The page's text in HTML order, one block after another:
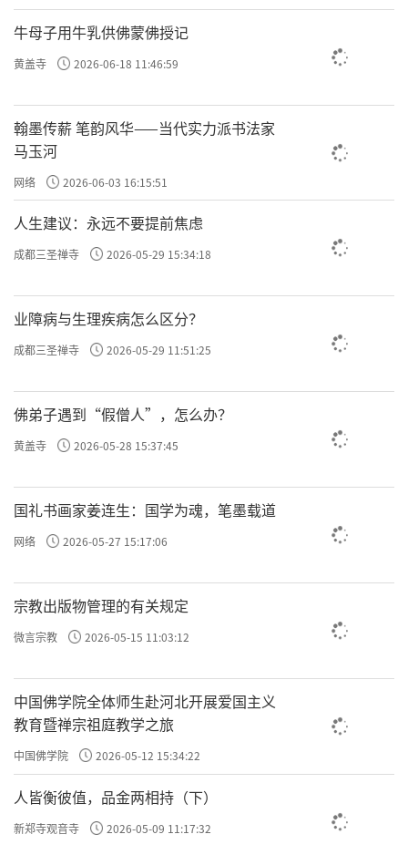
牛母子用牛乳供佛蒙佛授记
黄盖寺 2026-06-18 11:46:59
翰墨传薪 笔韵风华——当代实力派书法家
马玉河
网络 2026-06-03 16:15:51
人生建议：永远不要提前焦虑
成都三圣禅寺 2026-05-29 15:34:18
业障病与生理疾病怎么区分？
成都三圣禅寺 2026-05-29 11:51:25
佛弟子遇到“假僧人”，怎么办？
黄盖寺 2026-05-28 15:37:45
国礼书画家姜连生：国学为魂，笔墨载道
网络 2026-05-27 15:17:06
宗教出版物管理的有关规定
微言宗教 2026-05-15 11:03:12
中国佛学院全体师生赴河北开展爱国主义
教育暨禅宗祖庭教学之旅
中国佛学院 2026-05-12 15:34:22
人皆衡彼值，品金两相持（下）
新郑寺观音寺 2026-05-09 11:17:32